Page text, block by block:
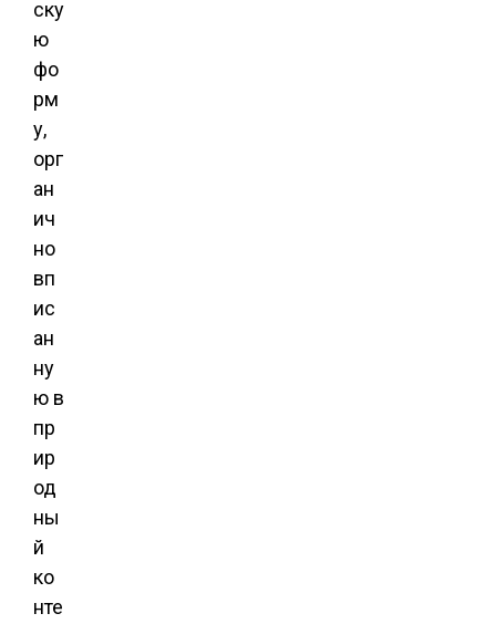
ску
ю
фо
рм
у,
орг
ан
ич
но
вп
ис
ан
ну
ю в
пр
ир
од
ны
й
ко
нте